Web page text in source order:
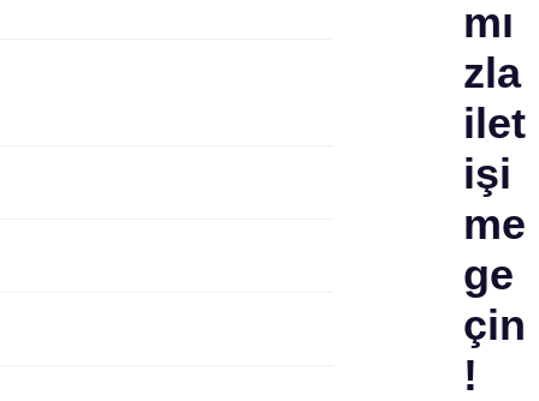
mı
zla
ilet
işi
me
ge
çin
!